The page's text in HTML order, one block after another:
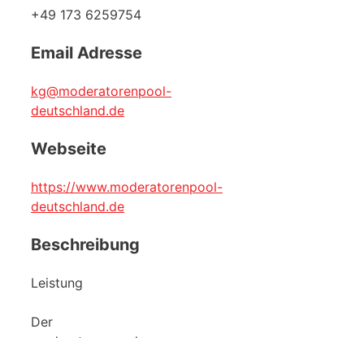
+49 173 6259754
Email Adresse
kg@moderatorenpool-
deutschland.de
Webseite
https://www.moderatorenpool-
deutschland.de
Beschreibung
Leistung
Der